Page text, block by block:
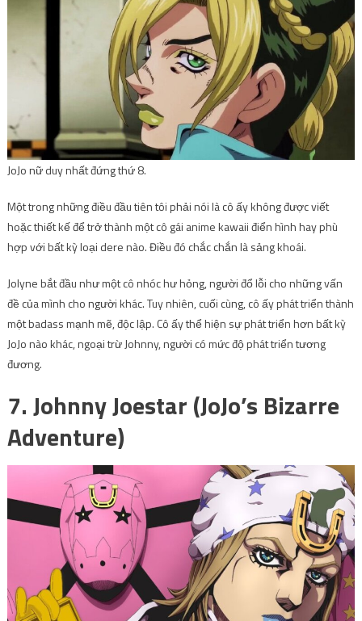
JoJo nữ duy nhất đứng thứ 8.
Một trong những điều đầu tiên tôi phải nói là cô ấy không được viết
hoặc thiết kế để trở thành một cô gái anime kawaii điển hình hay phù
hợp với bất kỳ loại dere nào. Điều đó chắc chắn là sảng khoái.
Jolyne bắt đầu như một cô nhóc hư hỏng, người đổ lỗi cho những vấn
đề của mình cho người khác. Tuy nhiên, cuối cùng, cô ấy phát triển thành
một badass mạnh mẽ, độc lập. Cô ấy thể hiện sự phát triển hơn bất kỳ
JoJo nào khác, ngoại trừ Johnny, người có mức độ phát triển tương
đương.
7. Johnny Joestar (JoJo’s Bizarre
Adventure)